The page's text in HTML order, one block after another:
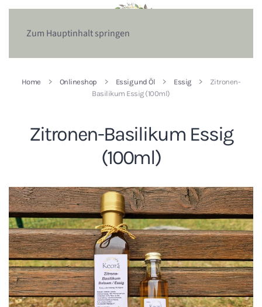
Zum Hauptinhalt springen
Home Onlineshop Essig und Öl Essig
Zitronen-
Basilikum Essig (100ml)
Zitronen-Basilikum Essig
(100ml)